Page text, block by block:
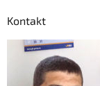
Kontakt